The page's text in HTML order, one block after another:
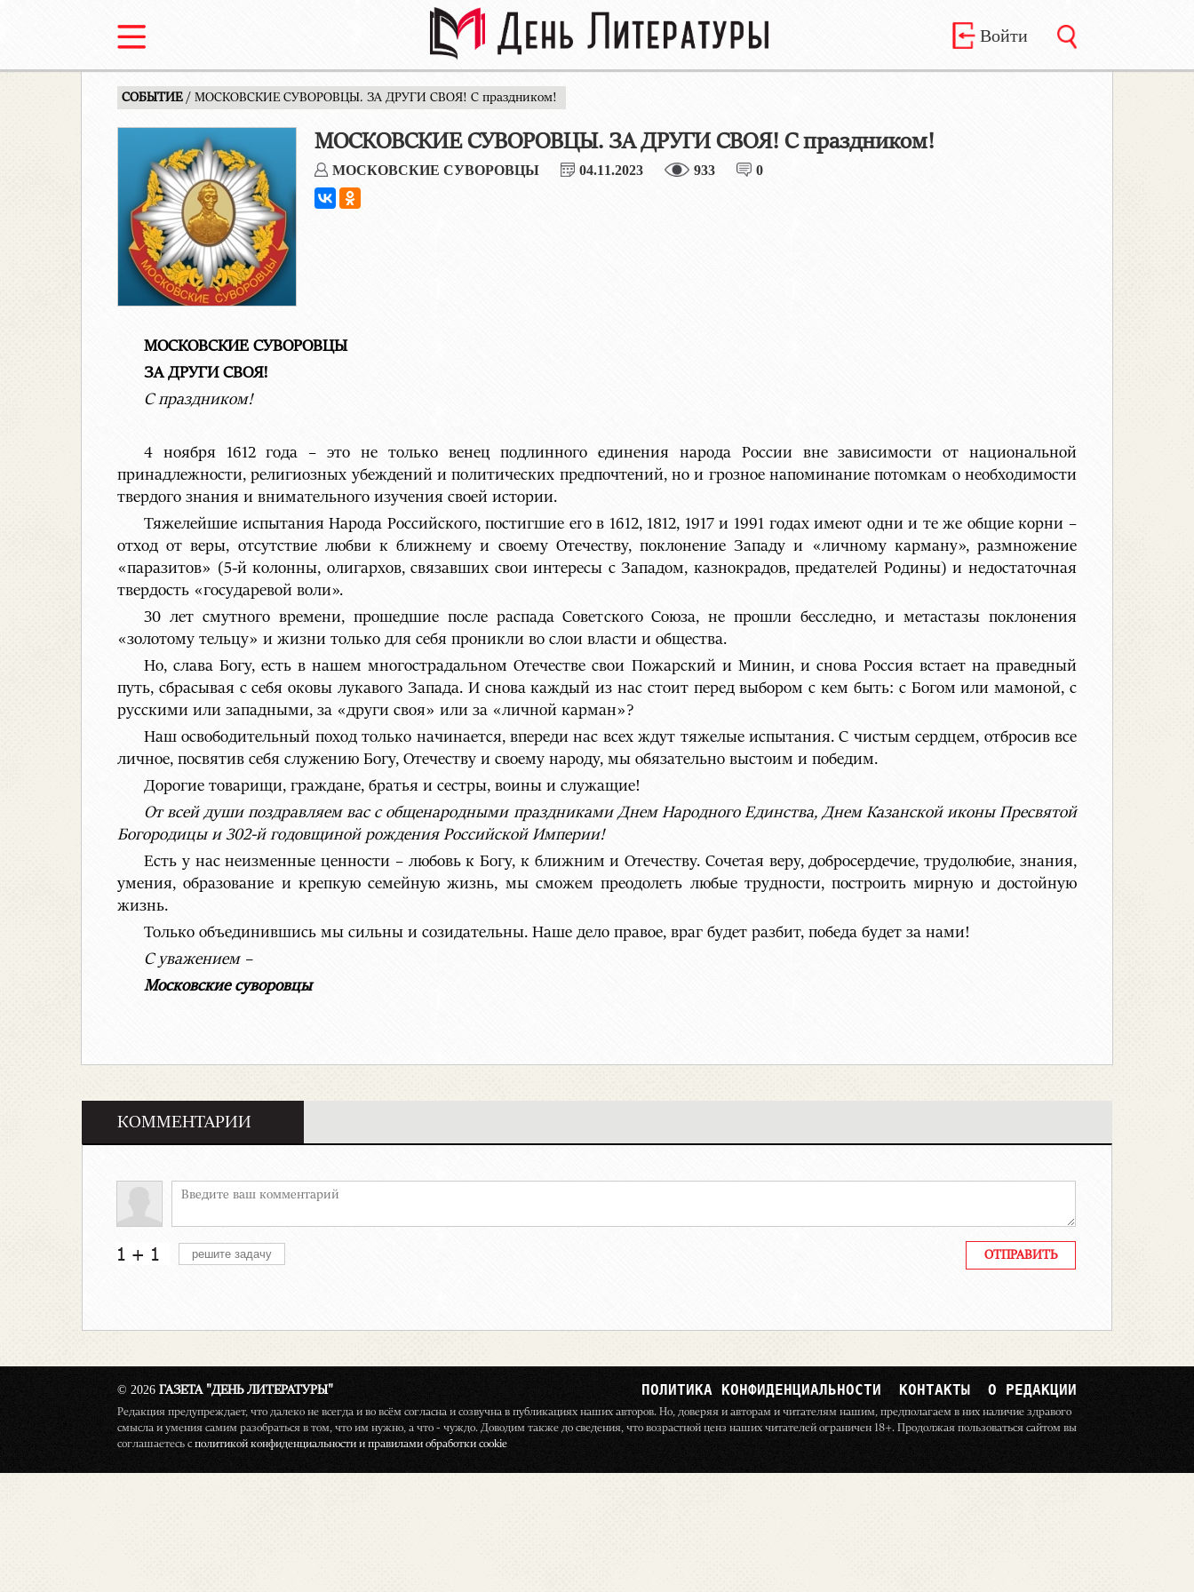
Войти
СОБЫТИЕ / МОСКОВСКИЕ СУВОРОВЦЫ. ЗА ДРУГИ СВОЯ! С праздником!
МОСКОВСКИЕ СУВОРОВЦЫ. ЗА ДРУГИ СВОЯ! С праздником!
МОСКОВСКИЕ СУВОРОВЦЫ 04.11.2023 933 0
МОСКОВСКИЕ СУВОРОВЦЫ
ЗА ДРУГИ СВОЯ!
С праздником!
4 ноября 1612 года – это не только венец подлинного единения народа России вне зависимости от национальной
принадлежности, религиозных убеждений и политических предпочтений, но и грозное напоминание потомкам о необходимости
твердого знания и внимательного изучения своей истории.
Тяжелейшие испытания Народа Российского, постигшие его в 1612, 1812, 1917 и 1991 годах имеют одни и те же общие корни –
отход от веры, отсутствие любви к ближнему и своему Отечеству, поклонение Западу и «личному карману», размножение
«паразитов» (5-й колонны, олигархов, связавших свои интересы с Западом, казнокрадов, предателей Родины) и недостаточная
твердость «государевой воли».
30 лет смутного времени, прошедшие после распада Советского Союза, не прошли бесследно, и метастазы поклонения
«золотому тельцу» и жизни только для себя проникли во слои власти и общества.
Но, слава Богу, есть в нашем многострадальном Отечестве свои Пожарский и Минин, и снова Россия встает на праведный
путь, сбрасывая с себя оковы лукавого Запада. И снова каждый из нас стоит перед выбором c кем быть: с Богом или мамоной, с
русскими или западными, за «други своя» или за «личной карман»?
Наш освободительный поход только начинается, впереди нас всех ждут тяжелые испытания. С чистым сердцем, отбросив все
личное, посвятив себя служению Богу, Отечеству и своему народу, мы обязательно выстоим и победим.
Дорогие товарищи, граждане, братья и сестры, воины и служащие!
От всей души поздравляем вас с общенародными праздниками Днем Народного Единства, Днем Казанской иконы Пресвятой
Богородицы и 302-й годовщиной рождения Российской Империи!
Есть у нас неизменные ценности – любовь к Богу, к ближним и Отечеству. Сочетая веру, добросердечие, трудолюбие, знания,
умения, образование и крепкую семейную жизнь, мы сможем преодолеть любые трудности, построить мирную и достойную
жизнь.
Только объединившись мы сильны и созидательны. Наше дело правое, враг будет разбит, победа будет за нами!
С уважением –
Московские суворовцы
КОММЕНТАРИИ
© 2026 ГАЗЕТА "ДЕНЬ ЛИТЕРАТУРЫ" О РЕДАКЦИИ
КОНТАКТЫ
ПОЛИТИКА КОНФИДЕНЦИАЛЬНОСТИ
Редакция предупреждает, что далеко не всегда и во всём согласна и созвучна в публикациях наших авторов. Но, доверяя и авторам и читателям нашим, предполагаем в них наличие здравого
смысла и умения самим разобраться в том, что им нужно, а что - чуждо. Доводим также до сведения, что возрастной ценз наших читателей ограничен 18+. Продолжая пользоваться сайтом вы
соглашаетесь сполитикой конфиденциальности и правилами обработки cookie